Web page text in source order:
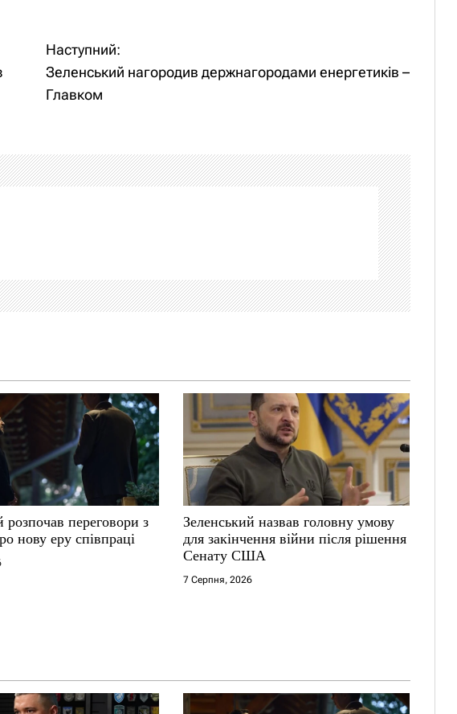
Наступний:
Зеленський нагородив держнагородами енергетиків –
Главком
розпочав переговори з
нову еру співпраці
Зеленський назвав головну умову
для закінчення війни після рішення
Сенату США
7 Серпня, 2026